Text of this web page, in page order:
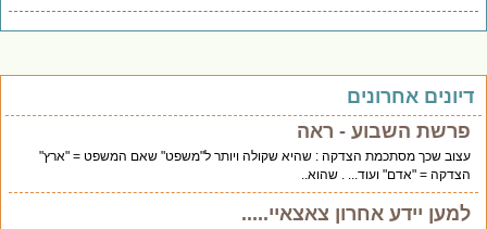
אחרונים
פרשת השבוע - ראה
עצוב שכך מסתכמת הצדקה : שהיא שקולה ויותר ל"משפט" שאם המשפט = "ארץ"
הצדקה = "אדם" ועוד... . שהוא..
למען יידע אחרון צאצאיי.....